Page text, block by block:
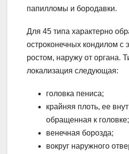
папилломы и бородавки.
Для 45 типа характерно
остроконечных кондилом с
ростом, наружу от органа.
локализация следующая:
головка пениса;
крайняя плоть, ее
обращенная к головке;
венечная борозда;
вокруг наружного